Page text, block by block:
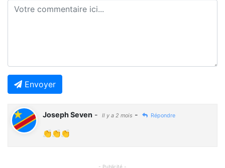
Envoyer
Joseph Seven - Il y a 2 mois - Répondre
👏👏👏
- Publicité -